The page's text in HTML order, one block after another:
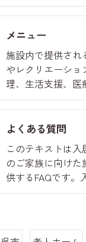
メニュー
施設内で提供され
やレクリエーショ
理、生活支援、
よくある質問
このテキストは入
のご家族に向け
供するFAQです。